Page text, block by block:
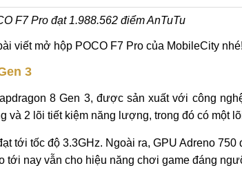
F7 Pro đạt 1.988.562 điểm AnTuTu
viết mở hộp POCO F7 Pro của MobileCity nhé!
3
8 Gen 3, được sản xuất với công
và 2 lõi tiết kiệm năng lượng, trong đó có một
tới tốc độ 3.3GHz. Ngoài ra, GPU Adreno 750
tới nay vẫn cho hiệu năng chơi game đáng